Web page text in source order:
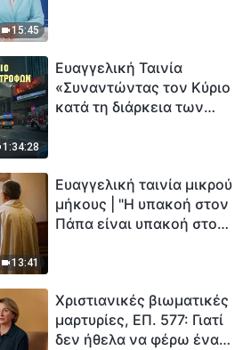
15:45
1:34:28
Ευαγγελική Ταινία
«Συναντώντας τον Κύριο
κατά τη διάρκεια των
εξαφάνισης». Οι
καταστροφές χτυπούν.
Ξεκινά η αντίστροφη
13:41
Ευαγγελική ταινία μικρού
μήκους | "Η υπακοή στον
Πάπα είναι υπακοή στον
Χριστιανικές βιωματικές
μαρτυρίες, ΕΠ. 577: Γιατί
δεν ήθελα να φέρω ένα